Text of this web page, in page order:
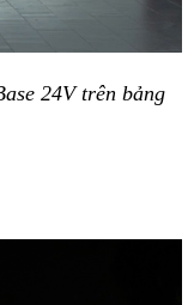
24V trên bảng